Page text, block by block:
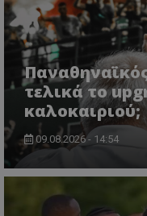
τελικά το
καλοκαιριού;
09.08.2026 - 14:54